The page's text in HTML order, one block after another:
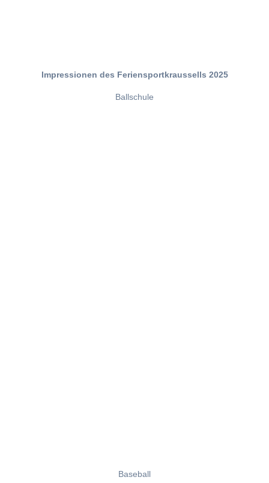
Impressionen des Feriensportkraussells 2025
Ballschule
Baseball